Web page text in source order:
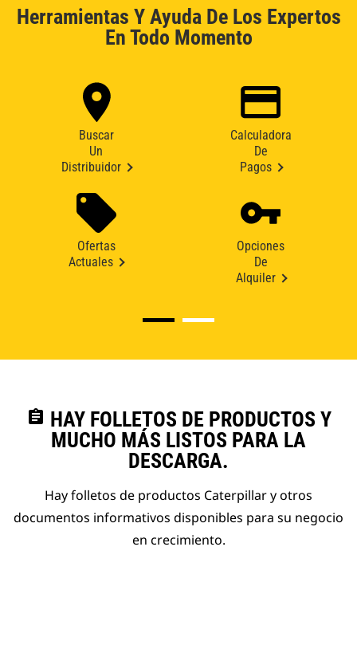
Herramientas Y Ayuda De Los Expertos
En Todo Momento
Buscar
Un
Distribuidor
Calculadora
De
Pagos
Ofertas
Actuales
Opciones
De
Alquiler
assignment HAY FOLLETOS DE PRODUCTOS Y
MUCHO MÁS LISTOS PARA LA
DESCARGA.
Hay folletos de productos Caterpillar y otros
documentos informativos disponibles para su negocio
en crecimiento.